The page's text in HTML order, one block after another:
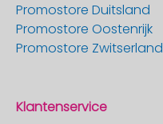
Promostore Duitsland
Promostore Oostenrijk
Promostore Zwitserland
Klantenservice